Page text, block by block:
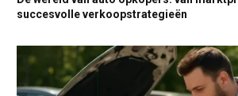
succesvolle verkoopstrategieën